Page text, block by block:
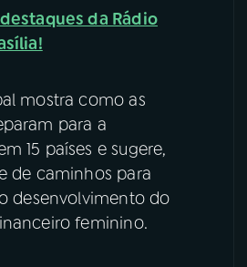
Facebook
da Rádio
mostra como as
para a
15 países e sugere,
de caminhos para
desenvolvimento do
feminino.